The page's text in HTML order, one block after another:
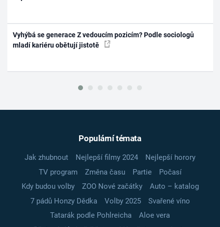
Vyhýbá se generace Z vedoucím pozicím? Podle sociologů
mladí kariéru obětují jistotě
Populární témata
Jak zhubnout Nejlepší filmy 2024
Nejlepší horory
TV program
Změna času Partie
Počasí
Kdy budou volby
ZOO Nové začátky
Auto – katalog
7 pádů Honzy Dědka
Volby 2025
Svařené víno
Tatarák podle Pohlreicha
Aloe vera